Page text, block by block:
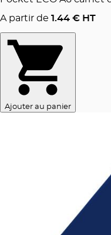
A partir de 1.44 € HT
Ajouter au panier